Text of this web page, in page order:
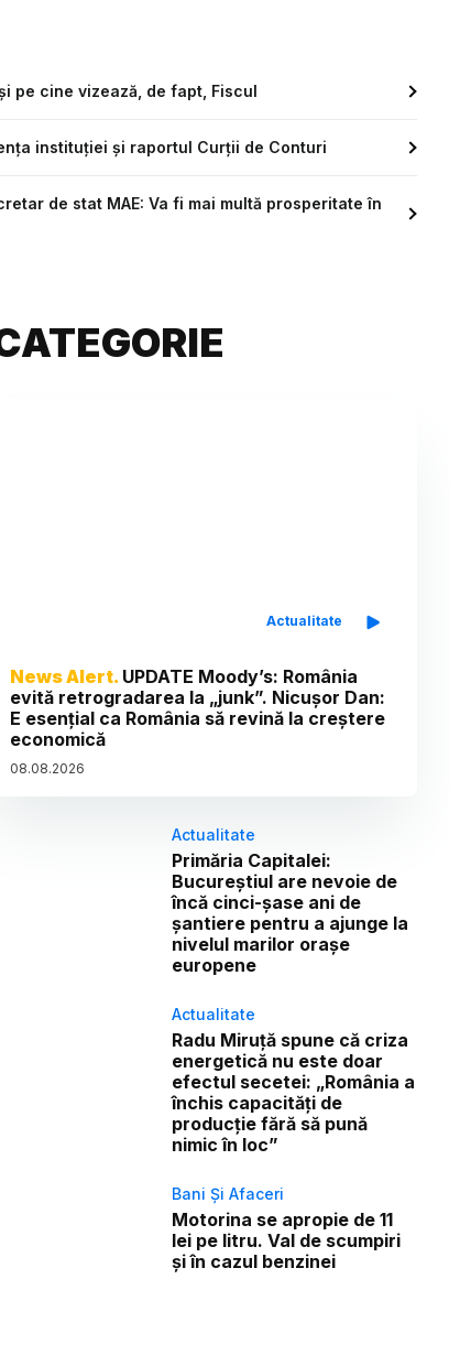
pe cine vizează, de fapt, Fiscul
instituției și raportul Curții de Conturi
de stat MAE: Va fi mai multă prosperitate în
Actualitate
News Alert. UPDATE Moody’s: România
evită retrogradarea la „junk”. Nicușor Dan:
E esențial ca România să revină la creștere
economică
08.08.2026
Actualitate
Primăria Capitalei:
Bucureștiul are nevoie de
încă cinci-șase ani de
șantiere pentru a ajunge la
nivelul marilor orașe
europene
Actualitate
Radu Miruță spune că criza
energetică nu este doar
efectul secetei: „România a
închis capacități de
producție fără să pună
nimic în loc”
Bani Și Afaceri
Motorina se apropie de 11
lei pe litru. Val de scumpiri
și în cazul benzinei